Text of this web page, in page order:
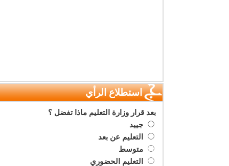
استطلاع الرأي
بعد قرار وزارة التعليم ماذا تفضل ؟
جييد
التعليم عن بعد
متوسط
التعليم الحضوري